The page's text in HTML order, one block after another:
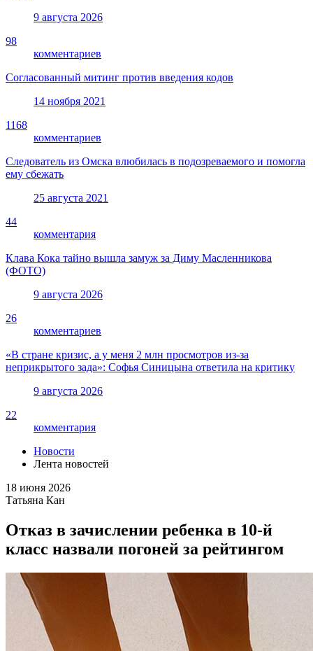
9 августа 2026
98
комментариев
Согласованный митинг против введения кодов
14 ноября 2021
1168
комментариев
Следователь из Омска влюбилась в подозреваемого и помогла
ему сбежать
25 августа 2021
44
комментария
Клава Кока тайно вышла замуж за Диму Масленникова
(ФОТО)
9 августа 2026
26
комментариев
«В стране кризис, а у меня 2 млн просмотров из-за
неприкрытого зада»: Софья Синицына ответила на критику
9 августа 2026
22
комментария
Новости
Лента новостей
18 июня 2026
Татьяна Кан
Отказ в зачислении ребенка в 10-й
класс назвали погоней за рейтингом